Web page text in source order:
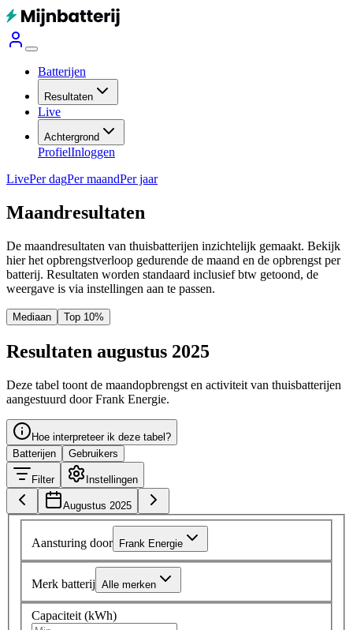
Batterijen
Resultaten
Live
Achtergrond
ProfielInloggen
LivePer dagPer maandPer jaar
Maandresultaten
De maandresultaten van thuisbatterijen inzichtelijk gemaakt. Bekijk
hier het opbrengstverloop gedurende de maand en de opbrengst per
batterij. Resultaten worden standaard inclusief btw getoond, de
weergave is via instellingen aan te passen.
Mediaan Top 10%
Resultaten augustus 2025
Deze tabel toont de maandopbrengst en activiteit van thuisbatterijen
aangestuurd door Frank Energie.
Hoe interpreteer ik deze tabel?
Batterijen
Gebruikers
Filter Instellingen
Augustus 2025
Aansturing door Frank Energie
Merk batterij Alle merken
Capaciteit (kWh)